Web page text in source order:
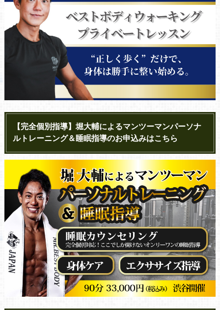
【完全個別指導】堀大輔によるマンツーマンパーソナ
ルトレーニング＆睡眠指導のお申込みはこちら